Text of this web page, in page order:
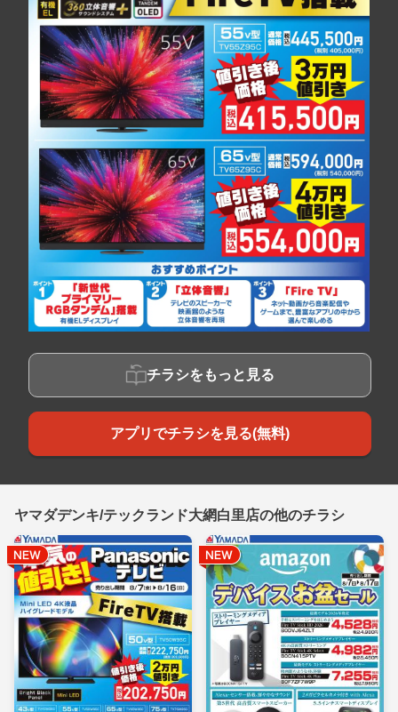
チラシをもっと見る
アプリでチラシを見る(無料)
ヤマダデンキ/テックランド大網白里店の他のチラシ